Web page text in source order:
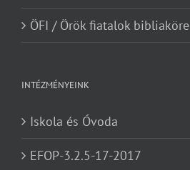
ÖFI / Örök fiatalok bibliaköre
INTÉZMÉNYEINK
Iskola és Óvoda
EFOP-3.2.5-17-2017